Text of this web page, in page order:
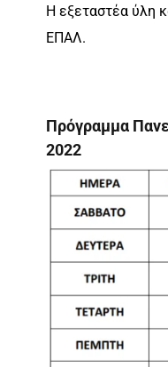
Η εξεταστέα ύλη
ΕΠΑΛ.
Πρόγραμμα
2022